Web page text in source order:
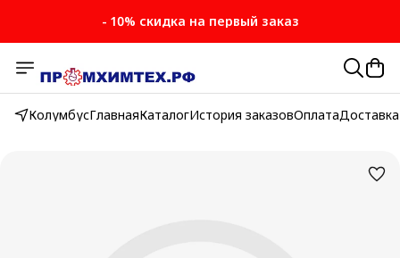
- 10% скидка на первый заказ
КолумбусГлавнаяКаталогИстория заказовОплатаДоставка